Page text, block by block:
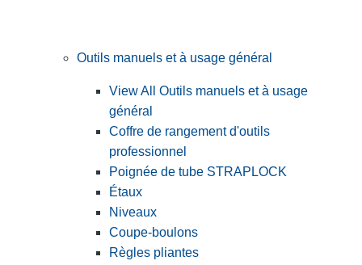
Outils manuels et à usage général
View All Outils manuels et à usage
général
Coffre de rangement d'outils
professionnel
Poignée de tube STRAPLOCK
Étaux
Niveaux
Coupe-boulons
Règles pliantes